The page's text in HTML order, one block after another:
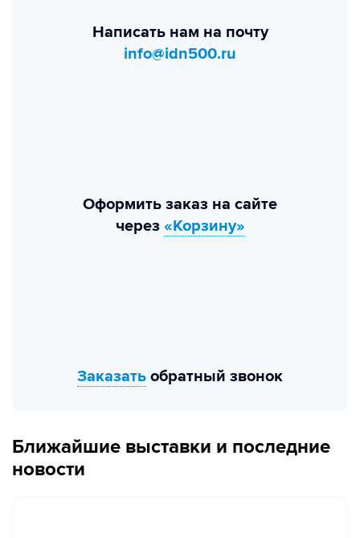
Написать нам на почту
info@idn500.ru
Оформить заказ на сайте
через «Корзину»
Заказать обратный звонок
Ближайшие выставки и последние
новости